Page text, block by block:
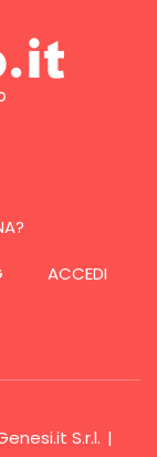
ACCEDI
S.r.l. |